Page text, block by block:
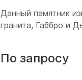
Данный памятник
гранита, Габбро и
По запросу